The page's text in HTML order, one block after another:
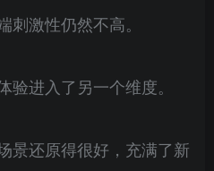
激性仍然不高。
进入了另一个维度。
景还原得很好，充满了新